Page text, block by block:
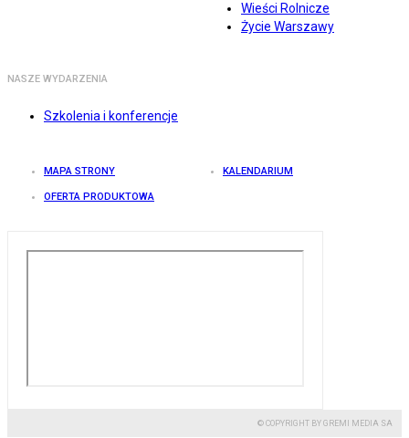
Wieści Rolnicze
Życie Warszawy
NASZE WYDARZENIA
Szkolenia i konferencje
MAPA STRONY KALENDARIUM
OFERTA PRODUKTOWA
© COPYRIGHT BY GREMI MEDIA SA